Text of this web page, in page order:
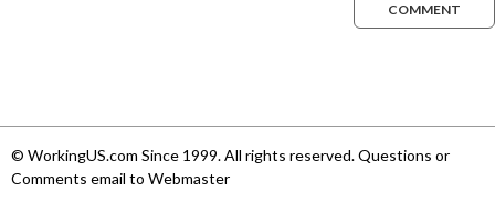
COMMENT
© WorkingUS.com Since 1999. All rights reserved. Questions or
Comments email to Webmaster